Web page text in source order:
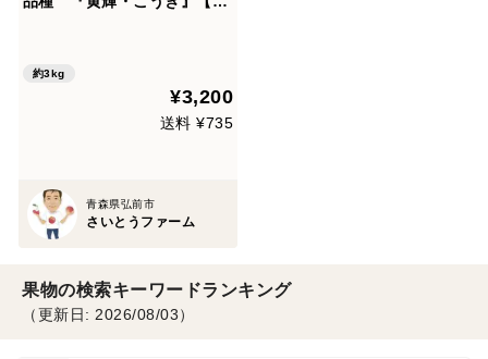
約3kg
¥3,200
送料 ¥735
青森県弘前市
さいとうファーム
果物の検索キーワードランキング
（更新日: 2026/08/03）